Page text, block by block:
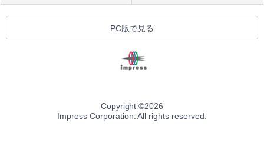
PC版で見る
Copyright ©2026
Impress Corporation. All rights reserved.